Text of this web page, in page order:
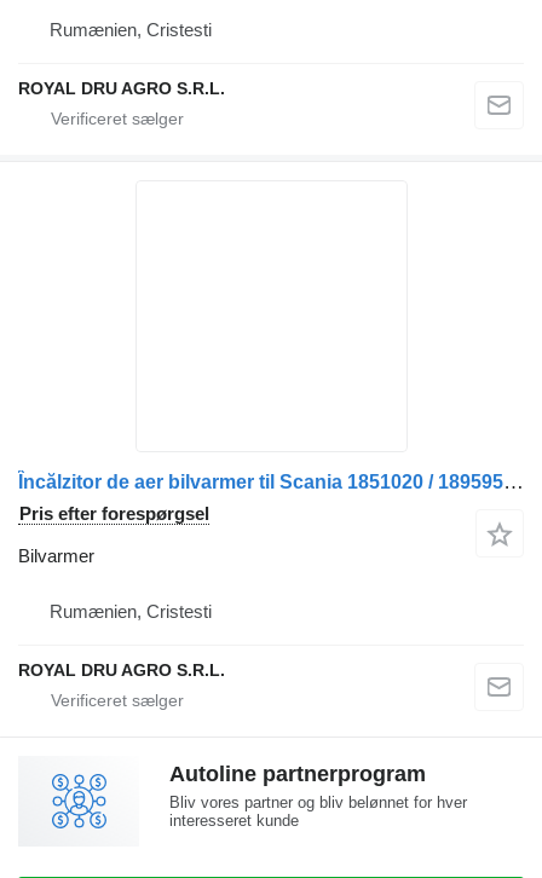
Rumænien, Cristesti
ROYAL DRU AGRO S.R.L.
Încălzitor de aer bilvarmer til Scania 1851020 / 1895955 / 1728270 / 1724826 / 154845 / 1463893 lastbil
Pris efter forespørgsel
Bilvarmer
Rumænien, Cristesti
ROYAL DRU AGRO S.R.L.
Autoline partnerprogram
Bliv vores partner og bliv belønnet for hver
interesseret kunde